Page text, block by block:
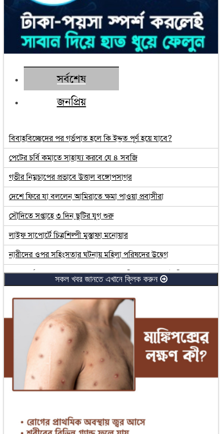
সর্বশেষ
জনপ্রিয়
বিবাহবিচ্ছেদের পর গর্ভপাত হলে কি ইদ্দত পূর্ণ হয়ে যাবে?
পেটের চর্বি কমাতে সাহায্য করবে যে ৪ সবজি
গভীর নিম্নচাপের প্রভাবে উত্তাল বঙ্গোপসাগর
দেশে ফিরে যা বললেন আমিরাতে ক্ষমা পাওয়া প্রবাসীরা
সৌদিতে সপ্তাহে ৩ দিন ছুটির যুগ শুরু
লাইফ সাপোর্টে চিত্রশিল্পী মুস্তাফা মনোয়ার
নারীদের ওপর সহিংসতার ঘটনায় মহিলা পরিষদের উদ্বেগ
এখন পর্যন্ত ১৮ হাজার আহতের তথ্য পেয়েছি : প্রেস সেক্রেটারি
ভারতের সঙ্গে সম্পর্ক হবে ন্যায্যতা এবং সমতার ভিত্তিতে: ড. ইউনূস
সারাদেশের ১৬৮ বিচারককে একযোগে বদলি
নতুন ২ ডেপুটি গভর্নর পেল বাংলাদেশ ব্যাংক
উইন্ডশিল্ডে ফাটল, দুবাই ফেরত গেল বিমানের ফ্লাইট
মূল্যস্ফীতি নিয়ে সুখবর দিল বাংলাদেশ পরিসংখ্যান ব্যুরো
এই সুযোগ হাতছাড়া হলে বাংলাদেশের ভবিষ্যৎ থাকবে না : ড. ইউনূস
সকল খবর জানতে এখানে ক্লিক করুন